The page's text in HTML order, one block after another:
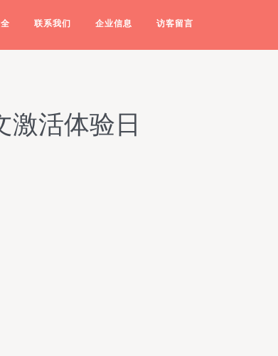
联系我们 企业信息 访客留言
活体验日